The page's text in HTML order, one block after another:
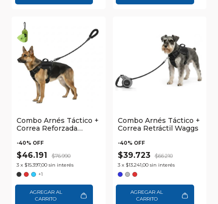
Combo Arnés Táctico +
Correa Reforzada
-40% OFF
$46.191 $76.990
3 x $15.397,00 sin interés
+1
AGREGAR AL
CARRITO
Combo Arnés Táctico +
Correa Retráctil Waggs
-40% OFF
$39.723 $66.210
3 x $13.241,00 sin interés
AGREGAR AL
CARRITO